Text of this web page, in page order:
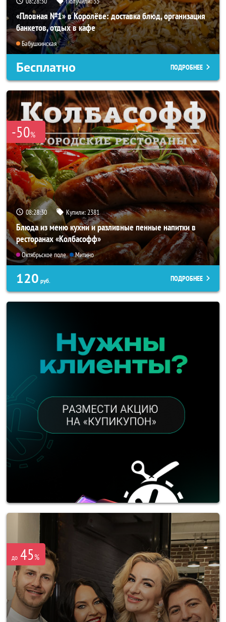
«Пловная №1» в Королёве: доставка блюд, организация
банкетов, отдых в кафе
Бабушкинская
Бесплатно ПОДРОБНЕЕ
-50%
08:28:27 Купили: 2381
Блюда из меню кухни и разливные пенные напитки в
ресторанах «Колбасофф»
Октябрьское поле Митино
120 руб. ПОДРОБНЕЕ
до 45%